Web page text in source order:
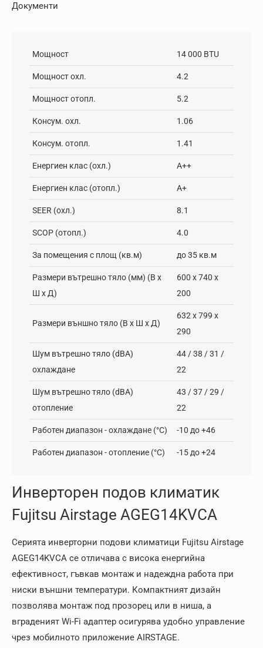
Документи
Мощност 14 000 BTU
Мощност охл. 4.2
Мощност отопл. 5.2
Консум. охл. 1.06
Консум. отопл. 1.41
Енергиен клас (охл.) A++
Енергиен клас (отопл.) A+
SEER (охл.) 8.1
SCOP (отопл.) 4.0
За помещения с площ (кв.м) до 35 кв.м
Размери вътрешно тяло (мм) (В х
Ш х Д)
600 x 740 x
200
Размери външно тяло (В х Ш х Д)
632 x 799 x
290
Шум вътрешно тяло (dBA)
охлаждане
44 / 38 / 31 /
22
Шум вътрешно тяло (dBA)
отопление
43 / 37 / 29 /
22
Работен диапазон - oхлаждане (°C) -10 до +46
Работен диапазон - отопление (°C) -15 до +24
Инверторен подов климатик
Fujitsu Airstage AGEG14KVCA
Серията инверторни подови климатици Fujitsu Airstage
AGEG14KVCA се отличава с висока енергийна
ефективност, гъвкав монтаж и надеждна работа при
ниски външни температури. Компактният дизайн
позволява монтаж под прозорец или в ниша, а
вграденият Wi-Fi адаптер осигурява удобно управление
чрез мобилното приложение AIRSTAGE.